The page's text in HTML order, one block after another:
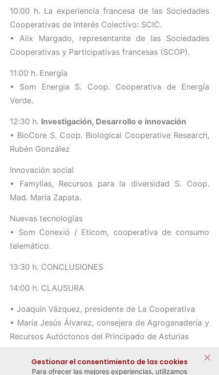
10:00 h. La experiencia francesa de las Sociedades
Cooperativas de Interés Colectivo: SCIC.
• Alix Margado, representante de las Sociedades
Cooperativas y Participativas francesas (SCOP).
11:00 h. Energía
• Som Energia S. Coop. Cooperativa de Energía
Verde.
12:30 h. Investigación, Desarrollo e innovación
• BioCore S. Coop. Biological Cooperative Research,
Rubén González
Innovación social
• Famylias, Recursos para la diversidad S. Coop.
Mad. María Zapata.
Nuevas tecnologías
• Som Conexió / Eticom, cooperativa de consumo
telemático.
13:30 h. CONCLUSIONES
14:00 h. CLAUSURA
• Joaquín Vázquez, presidente de La Cooperativa
• María Jesús Álvarez, consejera de Agroganadería y
Recursos Autóctonos del Principado de Asturias
Gestionar el consentimiento de las cookies
Para ofrecer las mejores experiencias, utilizamos